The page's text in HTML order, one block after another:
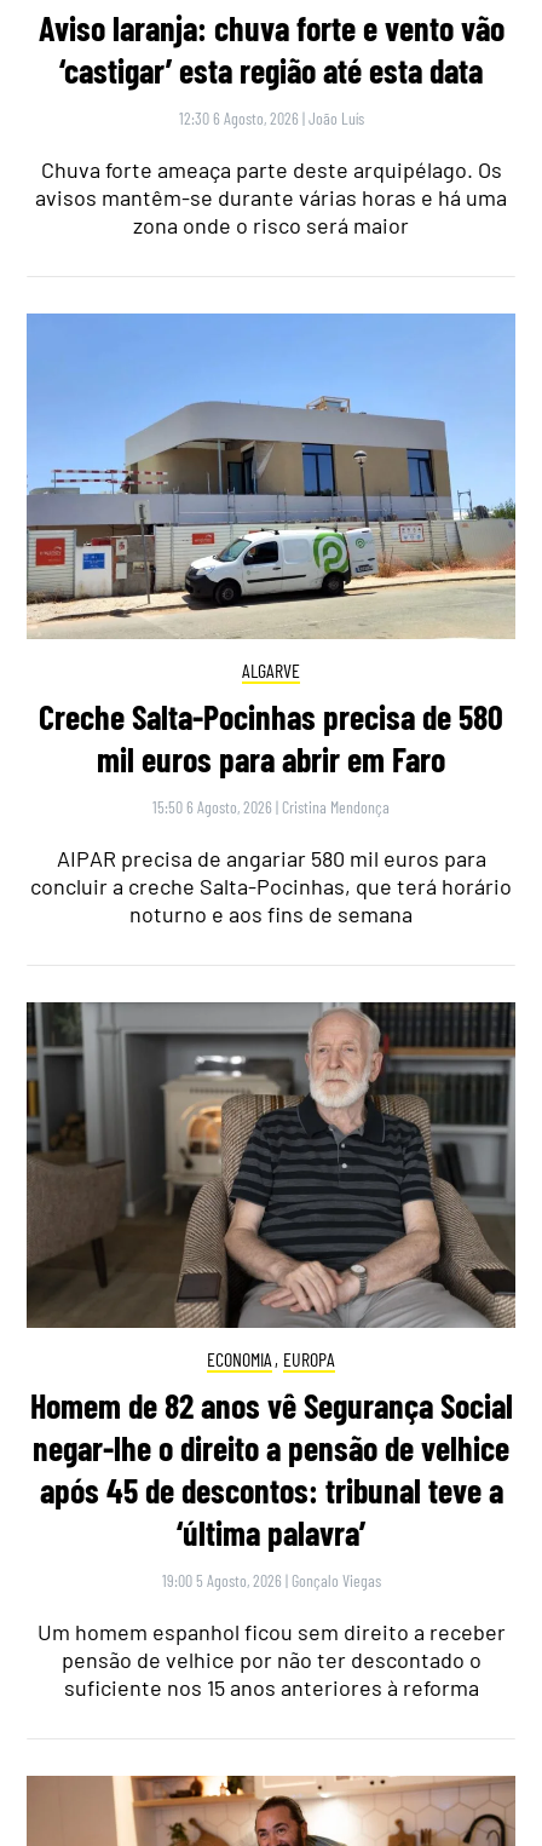
Aviso laranja: chuva forte e vento vão
‘castigar’ esta região até esta data
12:30 6 Agosto, 2026 |João Luís
Chuva forte ameaça parte deste arquipélago. Os
avisos mantêm-se durante várias horas e há uma
zona onde o risco será maior
ALGARVE
Creche Salta-Pocinhas precisa de 580
mil euros para abrir em Faro
15:50 6 Agosto, 2026 | Cristina Mendonça
AIPAR precisa de angariar 580 mil euros para
concluir a creche Salta-Pocinhas, que terá horário
noturno e aos fins de semana
ECONOMIA , EUROPA
Homem de 82 anos vê Segurança Social
negar-lhe o direito a pensão de velhice
após 45 de descontos: tribunal teve a
‘última palavra’
19:00 5 Agosto, 2026 | Gonçalo Viegas
Um homem espanhol ficou sem direito a receber
pensão de velhice por não ter descontado o
suficiente nos 15 anos anteriores à reforma